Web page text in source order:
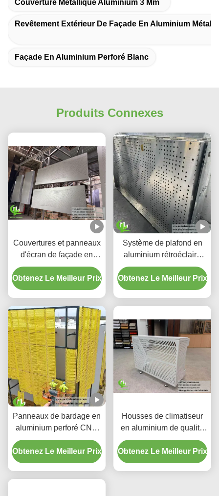
Couverture Métallique Aluminium 3 Mm
Revêtement Extérieur De Façade En Aluminium
Façade En Aluminium Perforé Blanc
Produits Connexes
Couvertures et panneaux
d'écran de façade en
aluminium perforé à
dégradé personnalisé
Obtenez Le Meilleur Prix
Système de plafond en
aluminium rétroéclairé
perforé personnalisé avec
boîtier LED intégré et
motifs de découpe laser
Obtenez Le Meilleur Prix
Panneaux de bardage en
aluminium perforé CNC
personnalisés avec
alliage 3003 H14/H24 et
revêtement PVDF pour
Obtenez Le Meilleur Prix
Housses de climatiseur
en aluminium de qualité
supérieure | Écrans de
protection décoratifs
Obtenez Le Meilleur Prix